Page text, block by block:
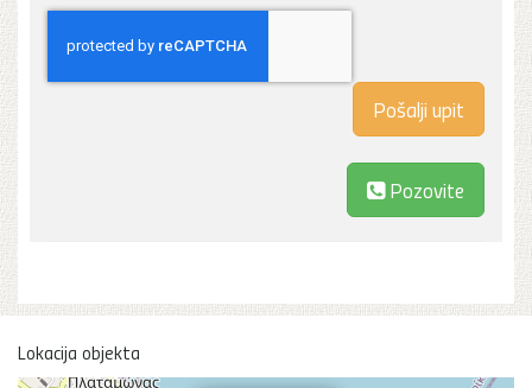
Pozovite
Lokacija objekta